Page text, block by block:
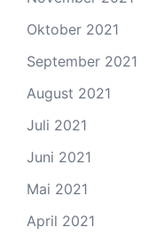
Oktober 2021
September 2021
August 2021
Juli 2021
Juni 2021
Mai 2021
April 2021